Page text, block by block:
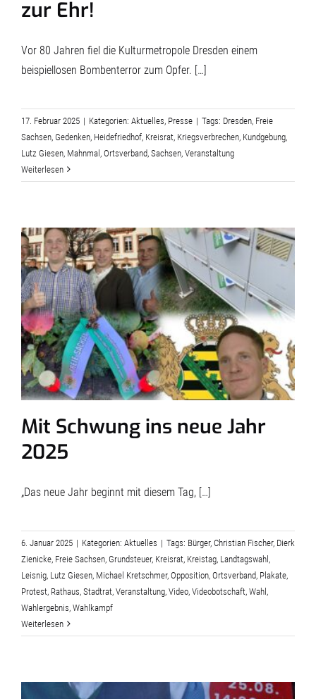
zur Ehr!
Vor 80 Jahren fiel die Kulturmetropole Dresden einem
beispiellosen Bombenterror zum Opfer. […]
17. Februar 2025 | Kategorien: Aktuelles, Presse | Tags: Dresden, Freie
Sachsen, Gedenken, Heidefriedhof, Kreisrat, Kriegsverbrechen, Kundgebung,
Lutz Giesen, Mahnmal, Ortsverband, Sachsen, Veranstaltung
Weiterlesen
Mit Schwung ins neue Jahr
2025
„Das neue Jahr beginnt mit diesem Tag, […]
6. Januar 2025 | Kategorien: Aktuelles | Tags: Bürger, Christian Fischer, Dierk
Zienicke, Freie Sachsen, Grundsteuer, Kreisrat, Kreistag, Landtagswahl,
Leisnig, Lutz Giesen, Michael Kretschmer, Opposition, Ortsverband, Plakate,
Protest, Rathaus, Stadtrat, Veranstaltung, Video, Videobotschaft, Wahl,
Wahlergebnis, Wahlkampf
Weiterlesen